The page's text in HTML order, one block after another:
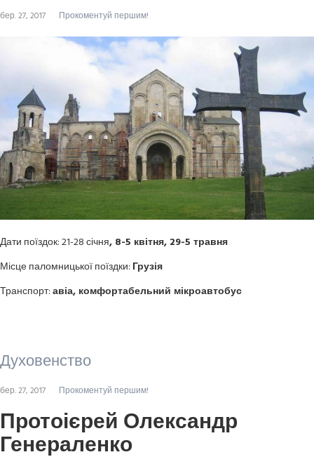
бер. 27, 2017 Прокоментуй першим!
Дати поїздок: 21-28 січня, 8-5 квітня, 29-5 травня
Місце паломницької поїздки: Грузія
Транспорт:авіа, комфортабельний мікроавтобус
Духовенство
бер. 27, 2017 Прокоментуй першим!
Протоієрей Олександр
Генераленко